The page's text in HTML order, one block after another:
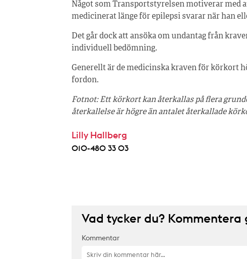
Något som Transportstyrelsen motiverar med
medicinerat länge för epilepsi svarar när han
Det går dock att ansöka om undantag från
individuell bedömning.
Generellt är de medicinska kraven för körkort
fordon.
Fotnot: Ett körkort kan återkallas på flera
återkallelse är högre än antalet återkallade
Lilly Hallberg
010-480 33 03
Vad tycker du?
Kommentar